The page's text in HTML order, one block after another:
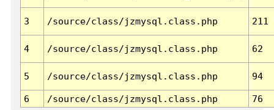
3 /source/class/jzmysql.class.php 211
4 /source/class/jzmysql.class.php 62
5 /source/class/jzmysql.class.php 94
6 /source/class/jzmysql.class.php 76